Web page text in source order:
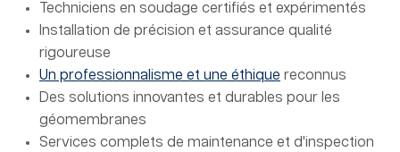
Techniciens en soudage certifiés et expérimentés
Installation de précision et assurance qualité
rigoureuse
Un professionnalisme et une éthique reconnus
Des solutions innovantes et durables pour les
géomembranes
Services complets de maintenance et d'inspection